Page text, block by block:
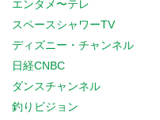
エンタメ〜テレ
スペースシャワーTV
ディズニー・チャンネル
日経CNBC
ダンスチャンネル
釣りビジョン